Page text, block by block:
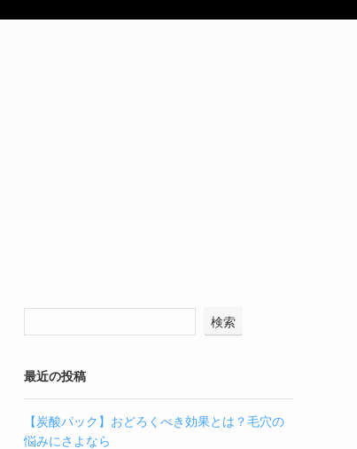
検索
最近の投稿
【炭酸パック】おどろくべき効果とは？毛穴の
悩みにさよなら